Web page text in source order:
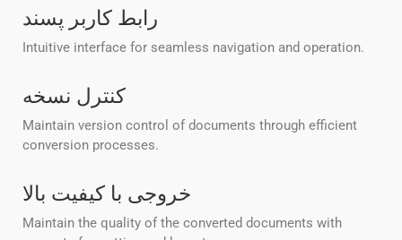
رابط کاربر پسند
Intuitive interface for seamless navigation and operation.
کنترل نسخه
Maintain version control of documents through efficient
conversion processes.
خروجی با کیفیت بالا
Maintain the quality of the converted documents with